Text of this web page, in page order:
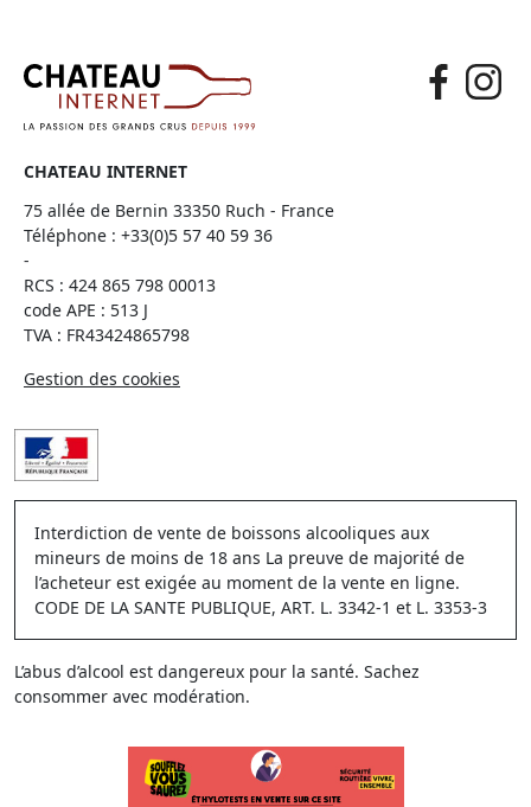
CHATEAU INTERNET
75 allée de Bernin 33350 Ruch - France
Téléphone : +33(0)5 57 40 59 36
-
RCS : 424 865 798 00013
code APE : 513 J
TVA : FR43424865798
Gestion des cookies
Interdiction de vente de boissons alcooliques aux
mineurs de moins de 18 ans La preuve de majorité de
l’acheteur est exigée au moment de la vente en ligne.
CODE DE LA SANTE PUBLIQUE, ART. L. 3342-1 et L. 3353-3
L’abus d’alcool est dangereux pour la santé. Sachez
consommer avec modération.